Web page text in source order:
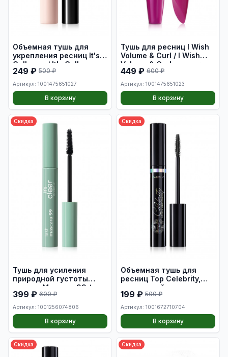
Объемная тушь для
укрепления ресниц It's
Сollagen / It's Collagen
Volumizing &
Strengthening Mascara
249 ₽ 500 ₽
Артикул: 1001475651027
В корзину
Тушь для ресниц I Wish
Volume & Curl / I Wish
Volume & Curl mascara
449 ₽ 600 ₽
Артикул: 1001475651023
В корзину
Скидка
Тушь для усиления
природной густоты
ресниц Mascara 99 /
Mascara 99 Natural Lash
Thickening Mascara
399 ₽ 600 ₽
Артикул: 1001256074806
В корзину
Скидка
Объемная тушь для
ресниц Top Celebrity,
тон черный
199 ₽ 500 ₽
Артикул: 1001672710704
В корзину
Скидка Скидка